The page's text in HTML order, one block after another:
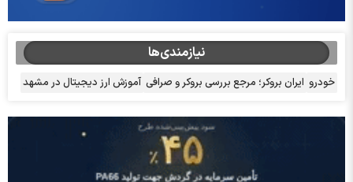
نیازمندی‌ها
خودرو ایران بروکر؛ مرجع بررسی بروکر و صرافی آموزش ارز دیجیتال در مشهد